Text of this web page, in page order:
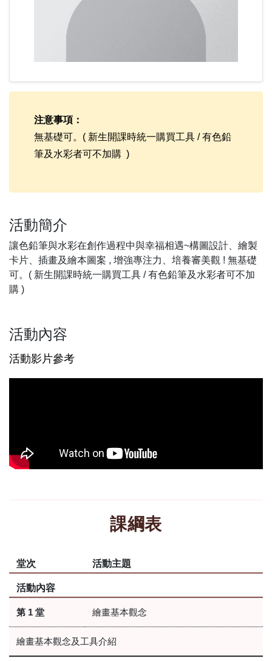
注意事項：
無基礎可。( 新生開課時統一購買工具 / 有色鉛
筆及水彩者可不加購 )
活動簡介
讓色鉛筆與水彩在創作過程中與幸福相遇~構圖設計、繪製
卡片、插畫及繪本圖案 , 增強專注力、培養審美觀 ! 無基礎
可。( 新生開課時統一購買工具 / 有色鉛筆及水彩者可不加
購 )
活動內容
活動影片參考
課綱表
堂次 活動主題
活動內容
第 1 堂 繪畫基本觀念
繪畫基本觀念及工具介紹